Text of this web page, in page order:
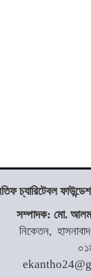
চ্যারিটেবল
মো. আলম
নিকেতন,